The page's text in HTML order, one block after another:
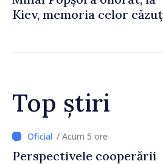
Kiev, memoria celor
Top știri
/ Acum 2 ore
Forumul Diasporei //